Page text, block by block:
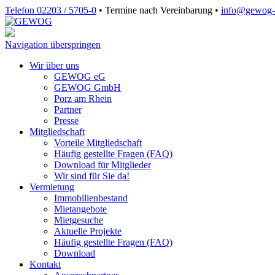
Telefon 02203 / 5705-0 • Termine nach Vereinbarung •
Navigation überspringen
Wir über uns
GEWOG eG
GEWOG GmbH
Porz am Rhein
Partner
Presse
Mitgliedschaft
Vorteile Mitgliedschaft
Häufig gestellte Fragen (FAQ)
Download für Mitglieder
Wir sind für Sie da!
Vermietung
Immobilienbestand
Mietangebote
Mietgesuche
Aktuelle Projekte
Häufig gestellte Fragen (FAQ)
Download
Kontakt